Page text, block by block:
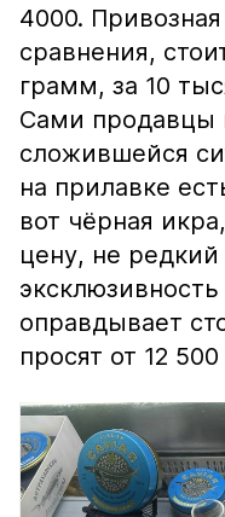
4000.
сравнения,
грамм, за 10
Сами продавцы
сложившейся
на прилавке
вот чёрная
цену, не редкий
оправдывает
просят от 12